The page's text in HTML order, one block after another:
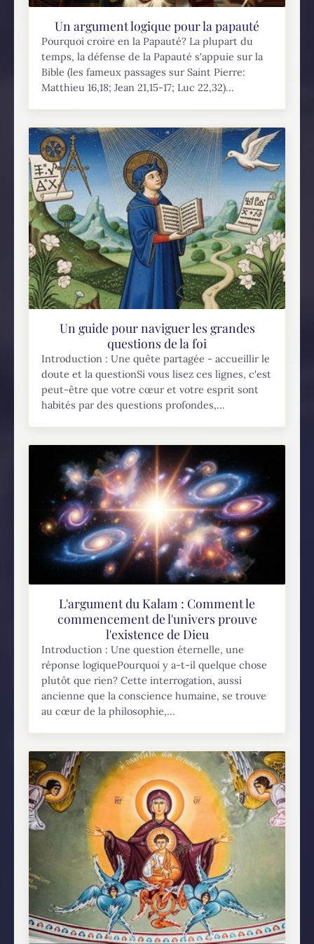
Un argument logique pour la papauté
Pourquoi croire en la Papauté? La plupart du
temps, la défense de la Papauté s'appuie sur la
Bible (les fameux passages sur Saint Pierre:
Matthieu 16,18; Jean 21,15-17; Luc 22,32)...
Un guide pour naviguer les grandes
questions de la foi
Introduction : Une quête partagée - accueillir le
doute et la questionSi vous lisez ces lignes, c'est
peut-être que votre cœur et votre esprit sont
habités par des questions profondes,...
L'argument du Kalam : Comment le
commencement de l'univers prouve
l'existence de Dieu
Introduction : Une question éternelle, une
réponse logiquePourquoi y a-t-il quelque chose
plutôt que rien? Cette interrogation, aussi
ancienne que la conscience humaine, se trouve
au cœur de la philosophie,...